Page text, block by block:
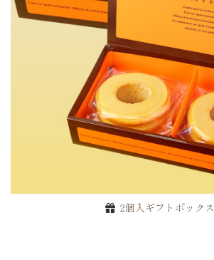
2個入ギフトボックス
お買い物を続ける